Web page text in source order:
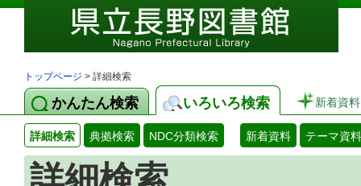
トップページ > 詳細検索
かんたん検索 いろいろ検索 新着資料
詳細検索 典拠検索 NDC分類検索 新着資料 テーマ資料